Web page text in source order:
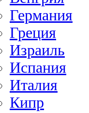
Германия
Греция
Израиль
Испания
Италия
Кипр